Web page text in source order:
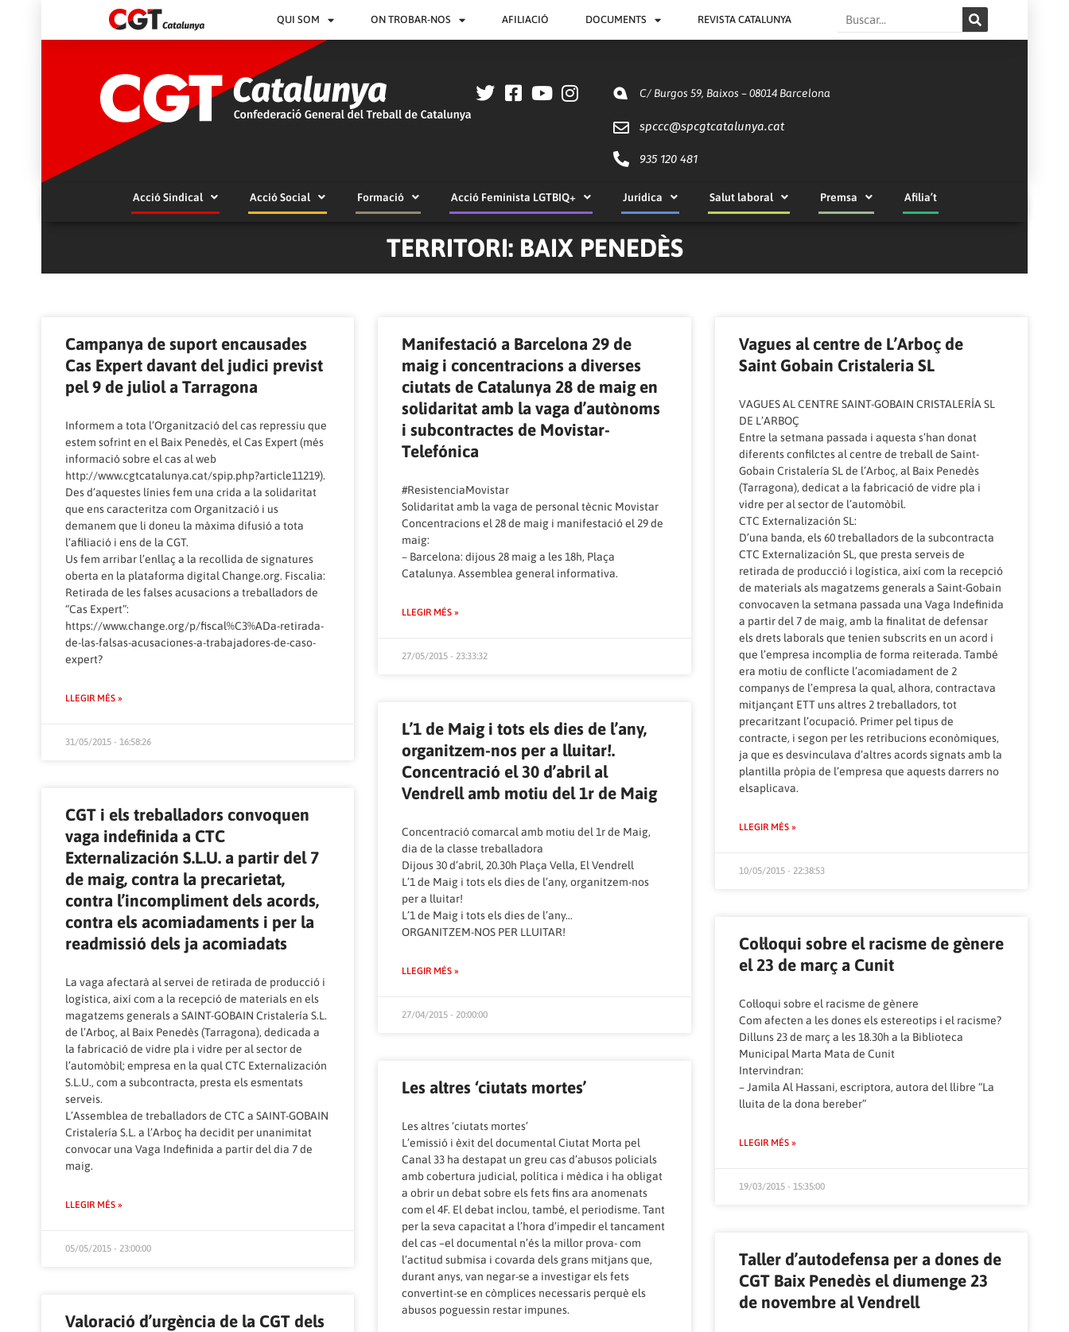
QUI SOM ON TROBAR-NOS AFILIACIÓ DOCUMENTS REVISTA CATALUNYA Search
C/ Burgos 59, Baixos – 08014 Barcelona
spccc@spcgtcatalunya.cat
935 120 481
Acció Sindical Acció Social Formació Acció Feminista LGTBIQ+ Jurídica Salut laboral Premsa Afilia’t
TERRITORI: BAIX PENEDÈS
Campanya de suport encausades
Cas Expert davant del judici previst
pel 9 de juliol a Tarragona
Informem a tota l’Organització del cas repressiu que
estem sofrint en el Baix Penedès, el Cas Expert (més
informació sobre el cas al web
http://www.cgtcatalunya.cat/spip.php?article11219).
Des d’aquestes línies fem una crida a la solidaritat
que ens caracteritza com Organització i us
demanem que li doneu la màxima difusió a tota
l’afiliació i ens de la CGT.
Us fem arribar l’enllaç a la recollida de signatures
oberta en la plataforma digital Change.org. Fiscalia:
Retirada de les falses acusacions a treballadors de
“Cas Expert”:
https://www.change.org/p/fiscal%C3%ADa-retirada-
de-las-falsas-acusaciones-a-trabajadores-de-caso-
expert?
LLEGIR MÉS »
31/05/2015 - 16:58:26
Manifestació a Barcelona 29 de
maig i concentracions a diverses
ciutats de Catalunya 28 de maig en
solidaritat amb ‪la vaga d’autònoms
i subcontractes de Movistar-
Telefónica
#‎ResistenciaMovistar‬
Solidaritat amb la vaga de personal tècnic Movistar
Concentracions el 28 de maig i manifestació el 29 de
maig:
– Barcelona: dijous 28 maig a les 18h, Plaça
Catalunya. Assemblea general informativa.
LLEGIR MÉS »
27/05/2015 - 23:33:32
Vagues al centre de L’Arboç de
Saint Gobain Cristaleria SL
VAGUES AL CENTRE SAINT-GOBAIN CRISTALERÍA SL
DE L’ARBOÇ
Entre la setmana passada i aquesta s’han donat
diferents confilctes al centre de treball de Saint-
Gobain Cristalería SL de l’Arboç, al Baix Penedès
(Tarragona), dedicat a la fabricació de vidre pla i
vidre per al sector de l’automòbil.
CTC Externalización SL:
D’una banda, els 60 treballadors de la subcontracta
CTC Externalización SL, que presta serveis de
retirada de producció i logística, així com la recepció
de materials als magatzems generals a Saint-Gobain
convocaven la setmana passada una Vaga Indefinida
a partir del 7 de maig, amb la finalitat de defensar
els drets laborals que tenien subscrits en un acord i
que l’empresa incomplia de forma reiterada. També
era motiu de conflicte l’acomiadament de 2
companys de l’empresa la qual, alhora, contractava
mitjançant ETT uns altres 2 treballadors, tot
precaritzant l’ocupació. Primer pel tipus de
contracte, i segon per les retribucions econòmiques,
ja que es desvinculava d’altres acords signats amb la
plantilla pròpia de l’empresa que aquests darrers no
elsaplicava.
LLEGIR MÉS »
10/05/2015 - 22:38:53
CGT i els treballadors convoquen
vaga indefinida a CTC
Externalización S.L.U. a partir del 7
de maig, contra la precarietat,
contra l’incompliment dels acords,
contra els acomiadaments i per la
readmissió dels ja acomiadats
La vaga afectarà al servei de retirada de producció i
logística, així com a la recepció de materials en els
magatzems generals a SAINT-GOBAIN Cristalería S.L.
de l’Arboç, al Baix Penedès (Tarragona), dedicada a
la fabricació de vidre pla i vidre per al sector de
l’automòbil; empresa en la qual CTC Externalización
S.L.U., com a subcontracta, presta els esmentats
serveis.
L’Assemblea de treballadors de CTC a SAINT-GOBAIN
Cristalería S.L. a l’Arboç ha decidit per unanimitat
convocar una Vaga Indefinida a partir del dia 7 de
maig.
LLEGIR MÉS »
05/05/2015 - 23:00:00
L’1 de Maig i tots els dies de l’any,
organitzem-nos per a lluitar!.
Concentració el 30 d’abril al
Vendrell amb motiu del 1r de Maig
Concentració comarcal amb motiu del 1r de Maig,
dia de la classe treballadora
Dijous 30 d’abril, 20.30h Plaça Vella, El Vendrell
L’1 de Maig i tots els dies de l’any, organitzem-nos
per a lluitar!
L’1 de Maig i tots els dies de l’any…
ORGANITZEM-NOS PER LLUITAR!
LLEGIR MÉS »
27/04/2015 - 20:00:00
Col·loqui sobre el racisme de gènere
el 23 de març a Cunit
Col·loqui sobre el racisme de gènere
Com afecten a les dones els estereotips i el racisme?
Dilluns 23 de març a les 18.30h a la Biblioteca
Municipal Marta Mata de Cunit
Intervindran:
– Jamila Al Hassani, escriptora, autora del llibre “La
lluita de la dona bereber”
LLEGIR MÉS »
19/03/2015 - 15:35:00
Valoració d’urgència de la CGT dels
Les altres ‘ciutats mortes’
Les altres ‘ciutats mortes’
L’emissió i èxit del documental Ciutat Morta pel
Canal 33 ha destapat un greu cas d’abusos policials
amb cobertura judicial, política i mèdica i ha obligat
a obrir un debat sobre els fets fins ara anomenats
com el 4F. El debat inclou, també, el periodisme. Tant
per la seva capacitat a l’hora d’impedir el tancament
del cas –el documental n’és la millor prova- com
l’actitud submisa i covarda dels grans mitjans que,
durant anys, van negar-se a investigar els fets
convertint-se en còmplices necessaris perquè els
abusos poguessin restar impunes.
Taller d’autodefensa per a dones de
CGT Baix Penedès el diumenge 23
de novembre al Vendrell